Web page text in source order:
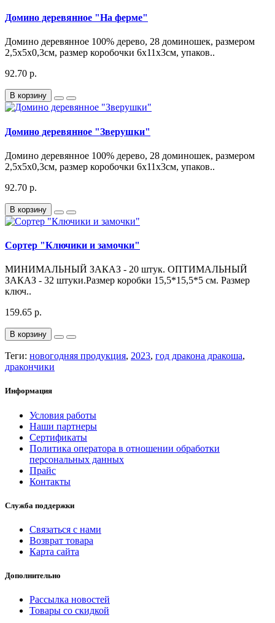
Домино деревянное "На ферме"
Домино деревянное 100% дерево, 28 доминошек, размером
2,5х5х0,3см, размер коробочки 6х11х3см, упаков..
92.70 р.
В корзину
Домино деревянное "Зверушки"
Домино деревянное 100% дерево, 28 доминошек, размером
2,5х5х0,3см, размер коробочки 6х11х3см, упаков..
92.70 р.
В корзину
Сортер "Ключики и замочки"
МИНИМАЛЬНЫЙ ЗАКАЗ - 20 штук. ОПТИМАЛЬНЫЙ
ЗАКАЗ - 32 штуки.Размер коробки 15,5*15,5*5 см. Размер
ключ..
159.65 р.
В корзину
Теги: новогодняя продукция, 2023, год дракона дракоша,
дракончики
Информация
Условия работы
Наши партнеры
Сертификаты
Политика оператора в отношении обработки
персональных данных
Прайс
Контакты
Служба поддержки
Связаться с нами
Возврат товара
Карта сайта
Дополнительно
Рассылка новостей
Товары со скидкой